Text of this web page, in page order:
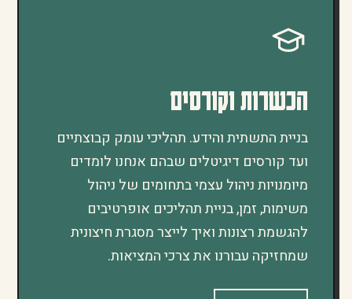
הכשרות וקורסים
בניית התשתית והידע. תהליכי עומק קבוצתיים
ועד קורסים דיגיטלים שבהם אנחנו לומדים
מיומנויות ניהול עצמי בתחומים של ניהול
משימות, זמן, בניית תהליכים אופרטיבים
להגשמת רצונות ואיך לייצר מסגרת חיצונית
שמחזיקה עבורנו את צרכי המציאות.